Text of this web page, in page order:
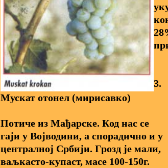
3.
Мускат отонел (мирисавко)
Потиче из Мађарске. Код нас се
гаји у Војводини, а спорадично и у
централној Србији. Грозд је мали,
ваљкасто-купаст, масе 100-150г.